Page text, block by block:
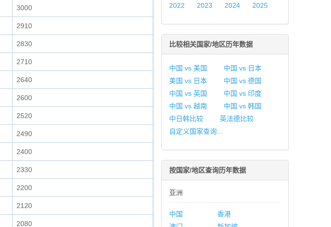
3000
2910
2830
2710
2640
2600
2520
2490
2400
2330
2200
2120
2080
2022
2023 2024 2025
比较相关国家/地区历年数据
中国 vs 美国
中国 vs 日本
美国 vs 日本
中国 vs 德国
中国 vs 英国
中国 vs 印度
中国 vs 越南
中国 vs 韩国
中日韩比较
英法德比较
自定义国家查询...
按国家/地区查询历年数据
亚洲
中国
香港